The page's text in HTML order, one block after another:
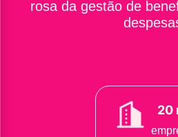
rosa da gestão de
20